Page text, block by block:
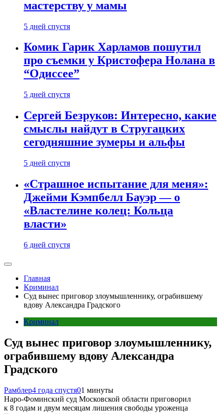
мастерству у мамы
5 дней спустя
Комик Гарик Харламов пошутил
про съемки у Кристофера Нолана в
“Одиссее”
5 дней спустя
Сергей Безруков: Интересно, какие
смыслы найдут в Стругацких
сегодняшние зумеры и альфы
5 дней спустя
«Страшное испытание для меня»:
Джейми Кэмпбелл Бауэр — о
«Властелине колец: Кольца
власти»
6 дней спустя
Главная
Криминал
Суд вынес приговор злоумышленнику, ограбившему
вдову Александра Градского
Криминал
Суд вынес приговор злоумышленнику,
ограбившему вдову Александра
Градского
Рамблер4 года спустя01 минуты
Наро-Фоминский суд Московской области приговорил
к 8 годам и двум месяцам лишения свободы уроженца